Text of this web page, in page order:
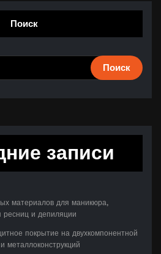
Поиск
Поиск
записи
материалов для маникюра,
и депиляции
покрытие на двухкомпонентной
металлоконструкций